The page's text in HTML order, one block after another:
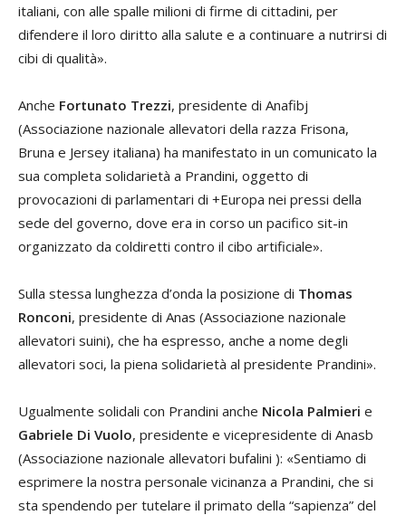
italiani, con alle spalle milioni di firme di cittadini, per
difendere il loro diritto alla salute e a continuare a nutrirsi di
cibi di qualità».
Anche Fortunato Trezzi, presidente di Anafibj
(Associazione nazionale allevatori della razza Frisona,
Bruna e Jersey italiana) ha manifestato in un comunicato la
sua completa solidarietà a Prandini, oggetto di
provocazioni di parlamentari di +Europa nei pressi della
sede del governo, dove era in corso un pacifico sit-in
organizzato da coldiretti contro il cibo artificiale».
Sulla stessa lunghezza d’onda la posizione di Thomas
Ronconi, presidente di Anas (Associazione nazionale
allevatori suini), che ha espresso, anche a nome degli
allevatori soci, la piena solidarietà al presidente Prandini».
Ugualmente solidali con Prandini anche Nicola Palmieri e
Gabriele Di Vuolo, presidente e vicepresidente di Anasb
(Associazione nazionale allevatori bufalini ): «Sentiamo di
esprimere la nostra personale vicinanza a Prandini, che si
sta spendendo per tutelare il primato della “sapienza” del